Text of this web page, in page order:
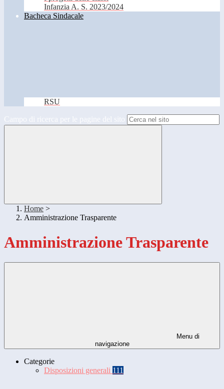
Infanzia A. S. 2023/2024
Bacheca Sindacale
RSU
Campo di ricerca per le pagine del sito
Home >
Amministrazione Trasparente
Amministrazione Trasparente
Menu di
navigazione
Categorie
Disposizioni generali 111